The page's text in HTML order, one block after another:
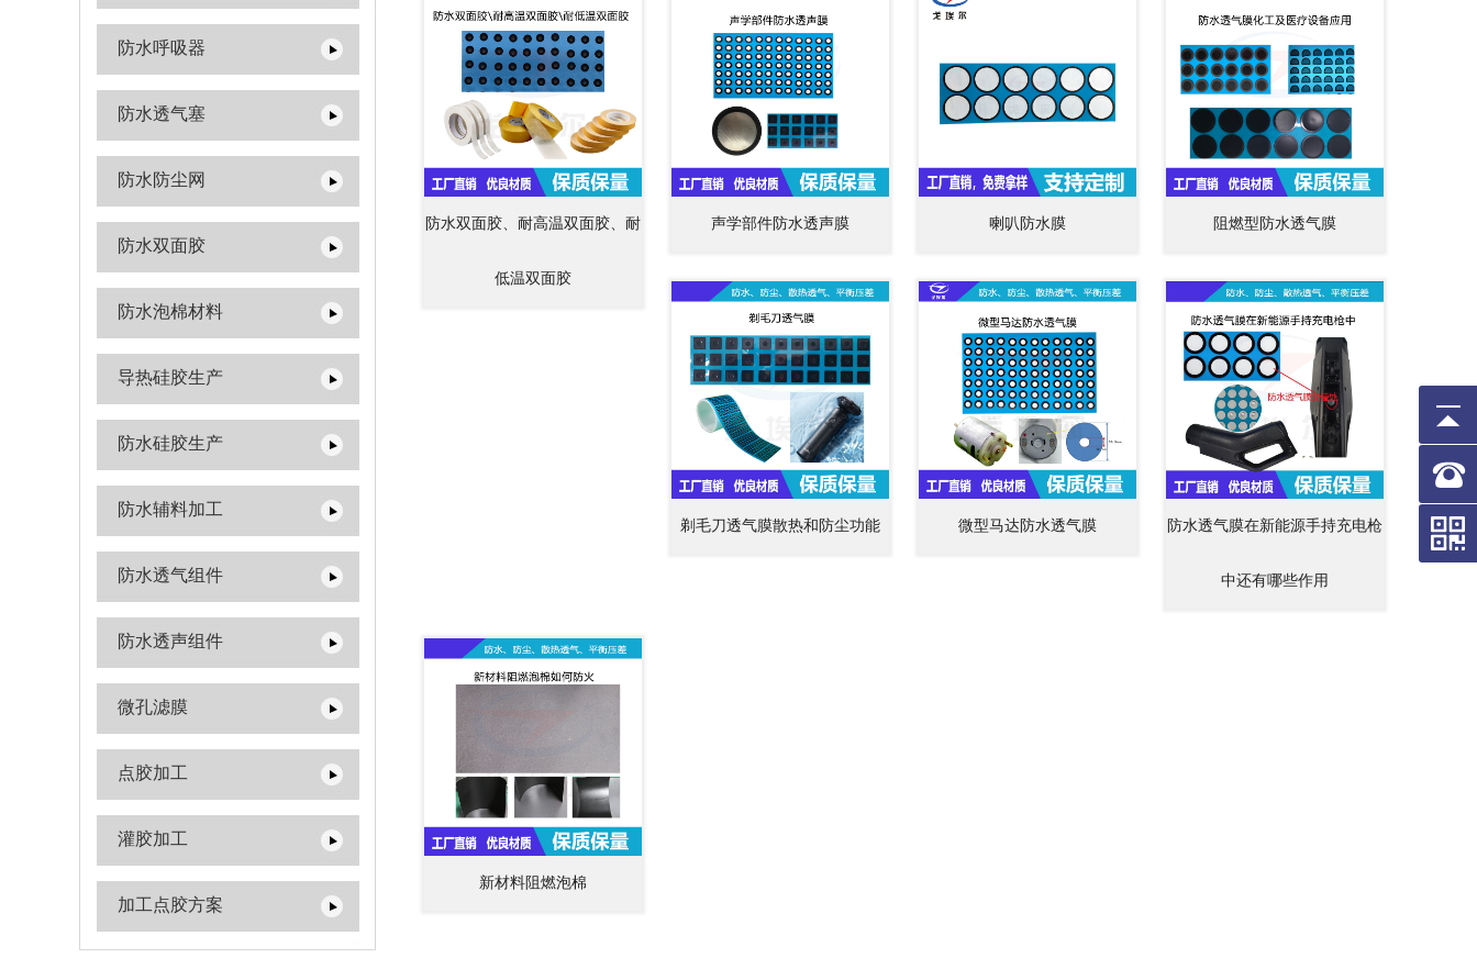
防水呼吸器
防水透气塞
防水防尘网
防水双面胶
防水泡棉材料
导热硅胶生产
防水硅胶生产
防水辅料加工
防水透气组件
防水透声组件
微孔滤膜
点胶加工
灌胶加工
加工点胶方案
防水双面胶、耐高温双面胶、耐
低温双面胶
声学部件防水透声膜 喇叭防水膜 阻燃型防水透气膜
剃毛刀透气膜散热和防尘功能 微型马达防水透气膜 防水透气膜在新能源手持充电枪
中还有哪些作用
新材料阻燃泡棉